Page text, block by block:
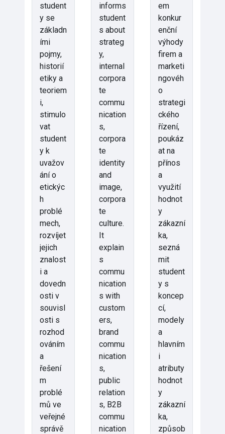
student
y se
základn
ími
pojmy,
historií
etiky a
teoriem
i,
stimulo
vat
student
y k
uvažov
ání o
etickýc
h
problé
mech,
rozvíjet
jejich
znalost
i a
dovedn
osti v
souvisl
osti s
rozhod
ováním
a
řešení
m
problé
mů ve
veřejné
správě
informs
student
s about
strateg
y,
internal
corpora
te
commu
nication
s,
corpora
te
identity
and
image,
corpora
te
culture.
It
explain
s
commu
nication
s with
custom
ers,
brand
commu
nication
s,
public
relation
s, B2B
commu
nication
em
konkur
enční
výhody
firem a
marketi
ngovéh
o
strategi
ckého
řízení,
poukáz
at na
přínos
a
využití
hodnot
y
zákazní
ka,
sezná
mit
student
y s
koncep
cí,
modely
a
hlavním
i
atributy
hodnot
y
zákazní
ka,
způsob